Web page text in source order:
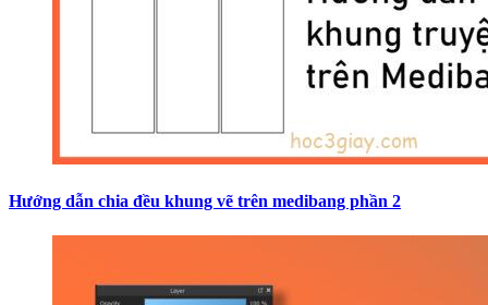
Hướng dẫn chia đều khung vẽ trên medibang phần 2